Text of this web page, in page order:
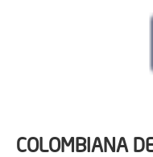
COLOMBIANA